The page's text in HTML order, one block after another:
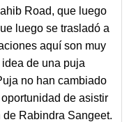
Road, que luego
luego se trasladó a
aquí son muy
de una puja
no han cambiado
de asistir
Rabindra Sangeet.